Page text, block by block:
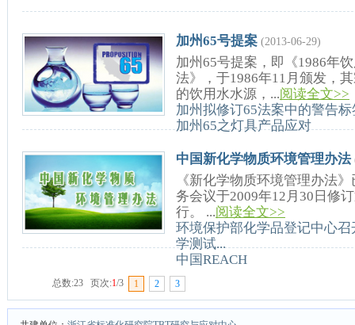
加州65号提案 (2013-06-29)
加州65号提案，即《1986年
法》，于1986年11月颁发，
的饮用水水源，...阅读全文>>
加州拟修订65法案中的警告
加州65之灯具产品应对
中国新化学物质环境管理办法
《新化学物质环境管理办法
务会议于2009年12月30日修
行。 ...阅读全文>>
环境保护部化学品登记中心
学测试...
中国REACH
总数:23 页次:1/3 1 2 3